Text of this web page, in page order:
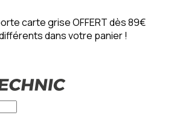
carte grise OFFERT dès 89€
dans votre panier !